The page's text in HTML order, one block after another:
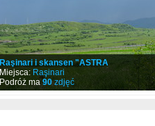
Raşinari i skansen "ASTRA
Miejsca: Raşinari
Podróż ma 90zdjęć